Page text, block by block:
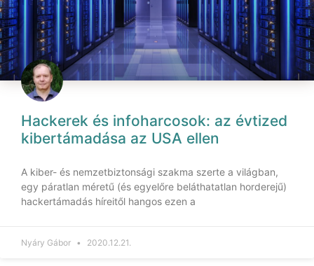
Hackerek és infoharcosok: az évtized
kibertámadása az USA ellen
A kiber- és nemzetbiztonsági szakma szerte a világban,
egy páratlan méretű (és egyelőre beláthatatlan horderejű)
hackertámadás híreitől hangos ezen a
Nyáry Gábor 2020.12.21.